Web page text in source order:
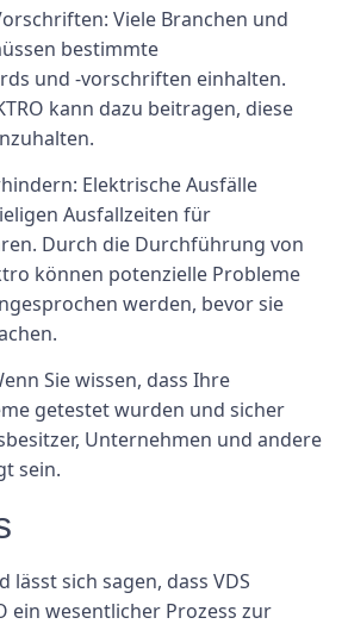
Viele Branchen und
bestimmte
und -vorschriften einhalten.
kann dazu beitragen, diese
Elektrische Ausfälle
Ausfallzeiten für
Durch die Durchführung von
können potenzielle Probleme
werden, bevor sie
Sie wissen, dass Ihre
getestet wurden und sicher
Unternehmen und andere
sein.
lässt sich sagen, dass VDS
ein wesentlicher Prozess zur